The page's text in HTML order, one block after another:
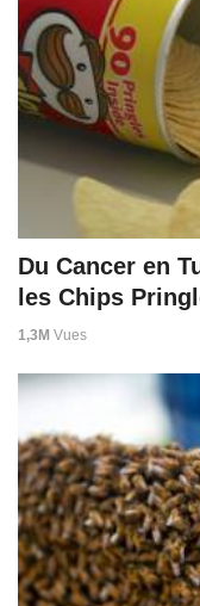
Du Cancer en
les Chips
1,3M Vues